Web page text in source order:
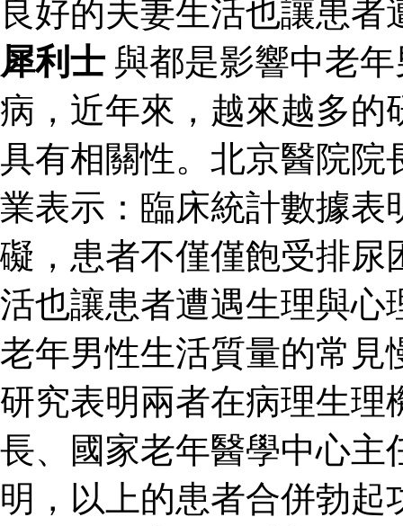
良好的夫妻生活也讓患
犀利士 與都是影響中老
病，近年來，越來越多的
具有相關性。北京醫院院
業表示：臨床統計數據表
礙，患者不僅僅飽受排尿
活也讓患者遭遇生理與心
老年男性生活質量的常見
研究表明兩者在病理生理
長、國家老年醫學中心主
明，以上的患者合併勃